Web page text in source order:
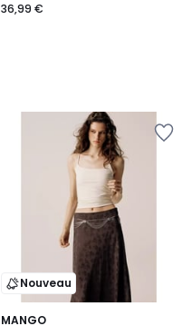
36,99 €
Nouveau
MANGO
2